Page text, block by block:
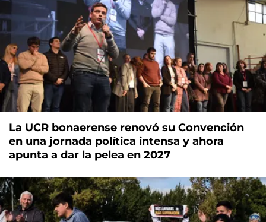
La UCR bonaerense renovó su Convención
en una jornada política intensa y ahora
apunta a dar la pelea en 2027